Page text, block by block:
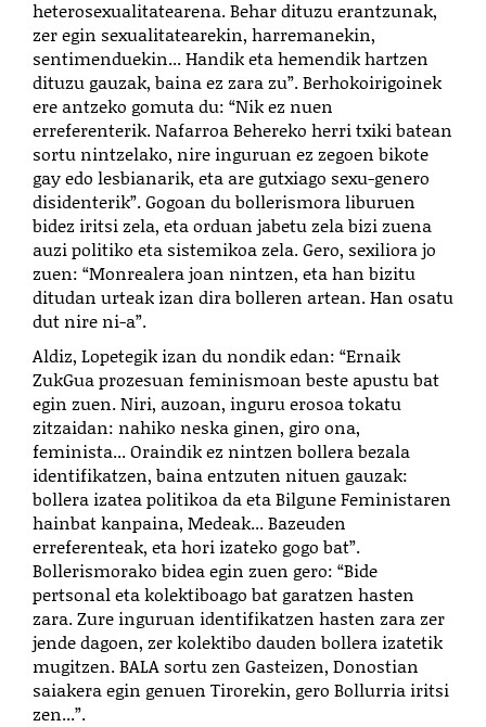
heterosexualitatearena. Behar dituzu erantzunak,
zer egin sexualitatearekin, harremanekin,
sentimenduekin... Handik eta hemendik hartzen
dituzu gauzak, baina ez zara zu”. Berhokoirigoinek
ere antzeko gomuta du: “Nik ez nuen
erreferenterik. Nafarroa Behereko herri txiki batean
sortu nintzelako, nire inguruan ez zegoen bikote
gay edo lesbianarik, eta are gutxiago sexu-genero
disidenterik”. Gogoan du bollerismora liburuen
bidez iritsi zela, eta orduan jabetu zela bizi zuena
auzi politiko eta sistemikoa zela. Gero, sexiliora jo
zuen: “Monrealera joan nintzen, eta han bizitu
ditudan urteak izan dira bolleren artean. Han osatu
dut nire ni-a”.
Aldiz, Lopetegik izan du nondik edan: “Ernaik
ZukGua prozesuan feminismoan beste apustu bat
egin zuen. Niri, auzoan, inguru erosoa tokatu
zitzaidan: nahiko neska ginen, giro ona,
feminista... Oraindik ez nintzen bollera bezala
identifikatzen, baina entzuten nituen gauzak:
bollera izatea politikoa da eta Bilgune Feministaren
hainbat kanpaina, Medeak... Bazeuden
erreferenteak, eta hori izateko gogo bat”.
Bollerismorako bidea egin zuen gero: “Bide
pertsonal eta kolektiboago bat garatzen hasten
zara. Zure inguruan identifikatzen hasten zara zer
jende dagoen, zer kolektibo dauden bollera izatetik
mugitzen. BALA sortu zen Gasteizen, Donostian
saiakera egin genuen Tirorekin, gero Bollurria iritsi
zen...”.